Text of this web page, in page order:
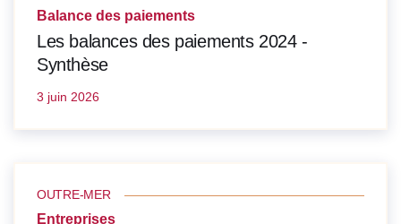
Balance des paiements
Les balances des paiements 2024 -
Synthèse
3 juin 2026
OUTRE-MER
Entreprises